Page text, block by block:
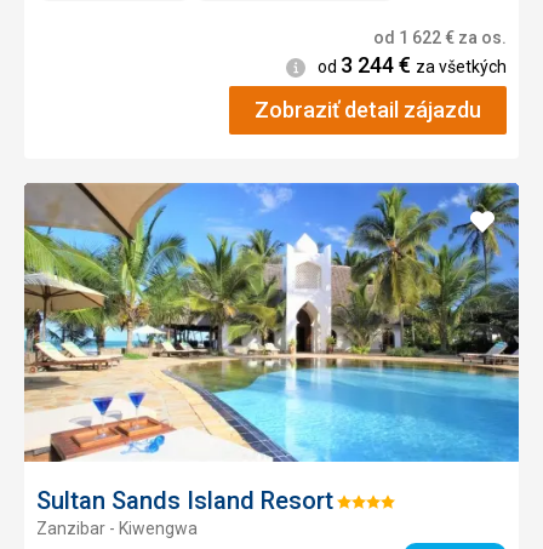
od 1 622€ za os.
Informácie
od 3 244€ za všetkých
Zobraziť detail zájazdu
Sultan Sands Island ResortHodnotenie:
Zanzibar - Kiwengwa
Pridať
do